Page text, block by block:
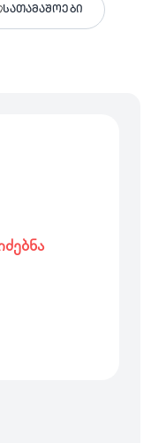
სათამაშოები